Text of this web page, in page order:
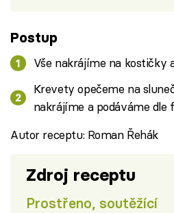
Postup
Vše nakrájíme na kostičky
Krevety opečeme na
nakrájíme a podáváme dle
Autor receptu: Roman Řehák
Zdroj receptu
Prostřeno, soutěžící